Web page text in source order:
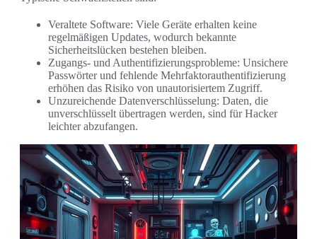
Veraltete Software: Viele Geräte erhalten keine
regelmäßigen Updates, wodurch bekannte
Sicherheitslücken bestehen bleiben.
Zugangs- und Authentifizierungsprobleme: Unsichere
Passwörter und fehlende Mehrfaktorauthentifizierung
erhöhen das Risiko von unautorisiertem Zugriff.
Unzureichende Datenverschlüsselung: Daten, die
unverschlüsselt übertragen werden, sind für Hacker
leichter abzufangen.